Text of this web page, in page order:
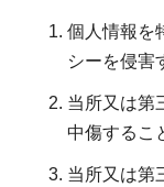
個人情報を
シーを侵害
当所又は第
中傷するこ
当所又は第